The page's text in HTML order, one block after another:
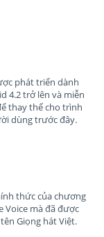
phát triển dành
4.2 trở lên và miễn
thay thế cho trình
dùng trước đây.
thức của chương
Voice mà đã được
Giọng hát Việt.